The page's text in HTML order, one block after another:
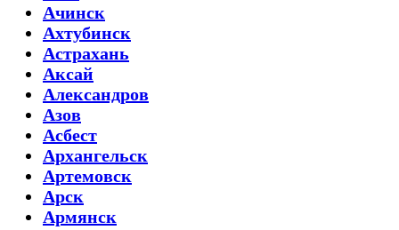
Ачинск
Ахтубинск
Астрахань
Аксай
Александров
Азов
Асбест
Архангельск
Артемовск
Арск
Армянск